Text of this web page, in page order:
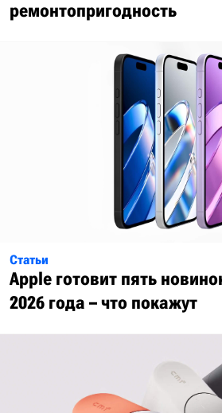
ремонтопригодность
Статьи
Apple готовит пять
2026 года – что покажут